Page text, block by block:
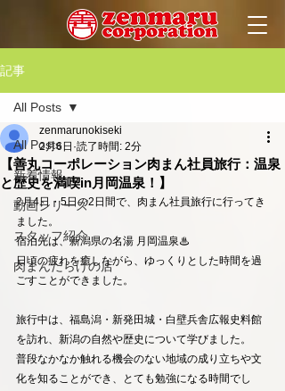
記事
All Posts
新着情報
動画シリーズ
スタッフ紹介
肉まんだらけの店
All Posts
【善丸コーポレーション肉まん社員旅行：温泉
と歴史を満喫in月岡温泉！】
zenmarunokiseki
2月6日 読了時間: 2分
2月4日・5日の2日間で、肉まん社員旅行に行ってき
ました。
宿泊先は、新潟県の名湯 月岡温泉♨
日頃の疲れを癒しながら、ゆっくりとした時間を過
ごすことができました。
旅行中は、福島潟・新発田城・白壁兵舎広報史料館
を訪れ、新潟の自然や歴史について学びました。
普段なかなか触れる機会のない地域の成り立ちや文
化を知ることができ、とても勉強になる時間でし